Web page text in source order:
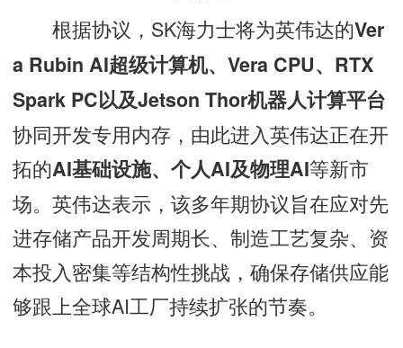
根据协议，SK海力士将为英伟达的Ver
a Rubin AI超级计算机、Vera CPU、RTX
Spark PC以及Jetson Thor机器人计算平台
协同开发专用内存，由此进入英伟达正在开
拓的AI基础设施、个人AI及物理AI等新市
场。英伟达表示，该多年期协议旨在应对先
进存储产品开发周期长、制造工艺复杂、资
本投入密集等结构性挑战，确保存储供应能
够跟上全球AI工厂持续扩张的节奏。